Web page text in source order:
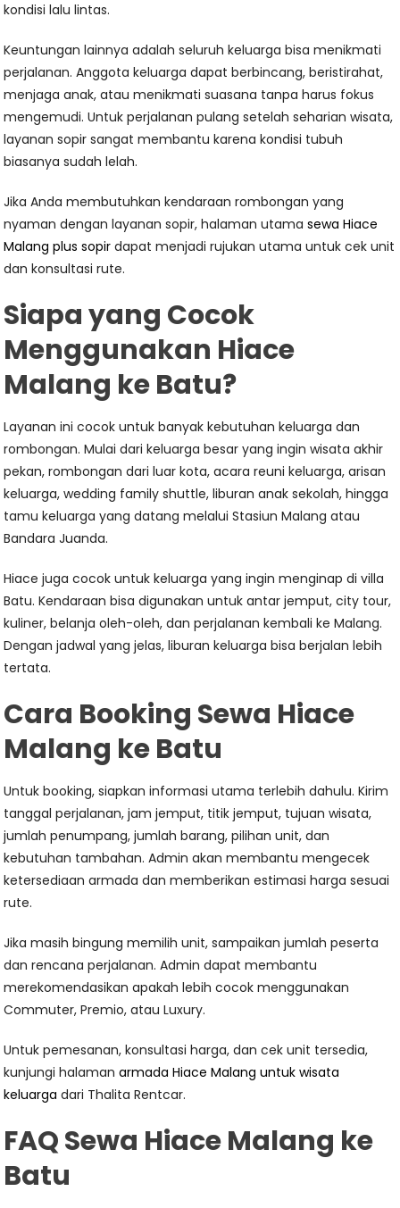
kondisi lalu lintas.
Keuntungan lainnya adalah seluruh keluarga bisa menikmati
perjalanan. Anggota keluarga dapat berbincang, beristirahat,
menjaga anak, atau menikmati suasana tanpa harus fokus
mengemudi. Untuk perjalanan pulang setelah seharian wisata,
layanan sopir sangat membantu karena kondisi tubuh
biasanya sudah lelah.
Jika Anda membutuhkan kendaraan rombongan yang
nyaman dengan layanan sopir, halaman utamasewa Hiace
Malang plus sopir dapat menjadi rujukan utama untuk cek unit
dan konsultasi rute.
Siapa yang Cocok
Menggunakan Hiace
Malang ke Batu?
Layanan ini cocok untuk banyak kebutuhan keluarga dan
rombongan. Mulai dari keluarga besar yang ingin wisata akhir
pekan, rombongan dari luar kota, acara reuni keluarga, arisan
keluarga, wedding family shuttle, liburan anak sekolah, hingga
tamu keluarga yang datang melalui Stasiun Malang atau
Bandara Juanda.
Hiace juga cocok untuk keluarga yang ingin menginap di villa
Batu. Kendaraan bisa digunakan untuk antar jemput, city tour,
kuliner, belanja oleh-oleh, dan perjalanan kembali ke Malang.
Dengan jadwal yang jelas, liburan keluarga bisa berjalan lebih
tertata.
Cara Booking Sewa Hiace
Malang ke Batu
Untuk booking, siapkan informasi utama terlebih dahulu. Kirim
tanggal perjalanan, jam jemput, titik jemput, tujuan wisata,
jumlah penumpang, jumlah barang, pilihan unit, dan
kebutuhan tambahan. Admin akan membantu mengecek
ketersediaan armada dan memberikan estimasi harga sesuai
rute.
Jika masih bingung memilih unit, sampaikan jumlah peserta
dan rencana perjalanan. Admin dapat membantu
merekomendasikan apakah lebih cocok menggunakan
Commuter, Premio, atau Luxury.
Untuk pemesanan, konsultasi harga, dan cek unit tersedia,
kunjungi halamanarmada Hiace Malang untuk wisata
keluarga dari Thalita Rentcar.
FAQ Sewa Hiace Malang ke
Batu